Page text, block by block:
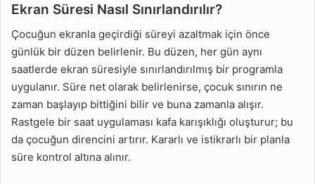
Ekran Süresi Nasıl Sınırlandırılır?
Çocuğun ekranla geçirdiği süreyi azaltmak için önce
günlük bir düzen belirlenir. Bu düzen, her gün aynı
saatlerde ekran süresiyle sınırlandırılmış bir programla
uygulanır. Süre net olarak belirlenirse, çocuk sınırın ne
zaman başlayıp bittiğini bilir ve buna zamanla alışır.
Rastgele bir saat uygulaması kafa karışıklığı oluşturur; bu
da çocuğun direncini artırır. Kararlı ve istikrarlı bir planla
süre kontrol altına alınır.